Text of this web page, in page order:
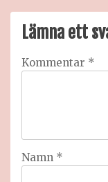
Lämna ett
Kommentar *
Namn *